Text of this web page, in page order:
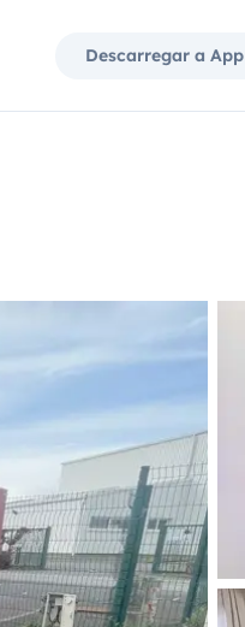
Descarregar a App